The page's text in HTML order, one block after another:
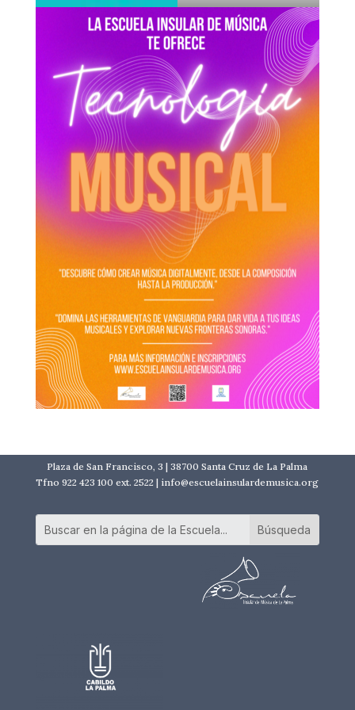
Plaza de San Francisco, 3 | 38700 Santa Cruz de La Palma
Tfno 922 423 100 ext. 2522 | info@escuelainsulardemusica.org